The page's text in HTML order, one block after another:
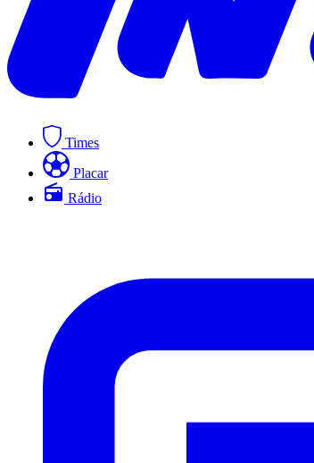
Times
Placar
Rádio